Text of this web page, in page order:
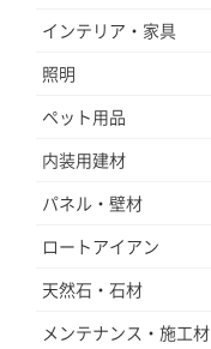
インテリア・家具
照明
ペット用品
内装用建材
パネル・壁材
ロートアイアン
天然石・石材
メンテナンス・施工材